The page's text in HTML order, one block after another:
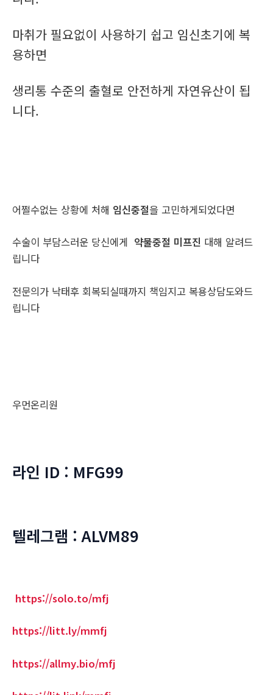
마취가 필요없이 사용하기 쉽고 임신초기에 복
용하면
생리통 수준의 출혈로 안전하게 자연유산이 됩
니다.
어쩔수없는 상황에 처해 임신중절을 고민하게되었다면
수술이 부담스러운 당신에게 약물중절 미프진 대해 알려드
립니다
전문의가 낙태후 회복되실때까지 책임지고 복용상담도와드
립니다
우먼온리원
라인 ID : MFG99
텔레그램 : ALVM89
https://solo.to/mfj
https://litt.ly/mmfj
https://allmy.bio/mfj